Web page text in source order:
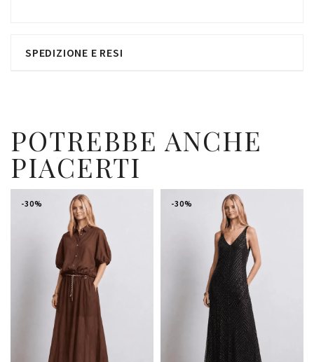
SPEDIZIONE E RESI
POTREBBE ANCHE
PIACERTI
-30% -30%